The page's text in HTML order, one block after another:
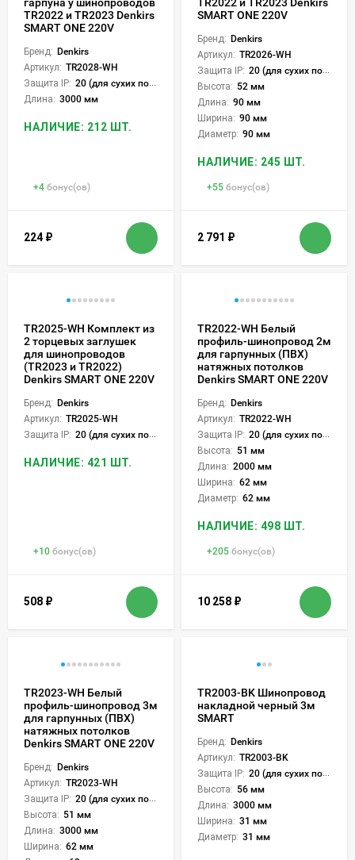
TR2022 и TR2023 Denkirs
SMART ONE 220V
Бренд: Denkirs
Артикул: TR2028-WH
Защита IP: 20 (для сухих пом.)
Длина: 3000 мм
НАЛИЧИЕ: 212 ШТ.
+4 бонус(ов)
224 ₽
SMART ONE 220V
Бренд: Denkirs
Артикул: TR2026-WH
Защита IP: 20 (для сухих пом.)
Высота: 52 мм
Длина: 90 мм
Ширина: 90 мм
Диаметр: 90 мм
НАЛИЧИЕ: 245 ШТ.
+55 бонус(ов)
2 791 ₽
TR2025-WH Комплект из
2 торцевых заглушек
для шинопроводов
(TR2023 и TR2022)
Denkirs SMART ONE 220V
Бренд: Denkirs
Артикул: TR2025-WH
Защита IP: 20 (для сухих пом.)
НАЛИЧИЕ: 421 ШТ.
+10 бонус(ов)
508 ₽
TR2022-WH Белый
профиль-шинопровод 2м
для гарпунных (ПВХ)
натяжных потолков
Denkirs SMART ONE 220V
Бренд: Denkirs
Артикул: TR2022-WH
Защита IP: 20 (для сухих пом.)
Высота: 51 мм
Длина: 2000 мм
Ширина: 62 мм
Диаметр: 62 мм
НАЛИЧИЕ: 498 ШТ.
+205 бонус(ов)
10 258 ₽
TR2023-WH Белый
профиль-шинопровод 3м
для гарпунных (ПВХ)
натяжных потолков
Denkirs SMART ONE 220V
Бренд: Denkirs
Артикул: TR2023-WH
Защита IP: 20 (для сухих пом.)
Высота: 51 мм
Длина: 3000 мм
Ширина: 62 мм
TR2003-BK Шинопровод
накладной черный 3м
SMART
Бренд: Denkirs
Артикул: TR2003-BK
Защита IP: 20 (для сухих пом.)
Высота: 56 мм
Длина: 3000 мм
Ширина: 31 мм
Диаметр: 31 мм